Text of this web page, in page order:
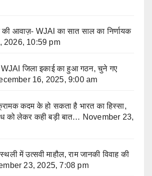
आवाज़- WJAI का सात साल का निर्णायक
2026, 10:59 pm
WJAI जिला इकाई का हुआ गठन, चुने गए
16, 2025, 9:00 am
कदम के हो सकता है भारत का हिस्सा,
को लेकर कही बड़ी बात… November 23,
में उत्सवी माहौल, राम जानकी विवाह की
23, 2025, 7:08 pm